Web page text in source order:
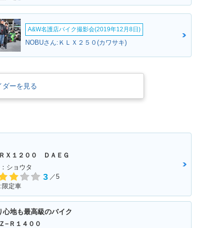
A&W名護店バイク撮影会(2019年12月8日)
NOBUさん:ＫＬＸ２５０(カワサキ)
ーを見る
Ｘ１２００ ＤＡＥＧ
ショウタ
3 ／5
限定車
心地も最高級のバイク
−Ｒ１４００